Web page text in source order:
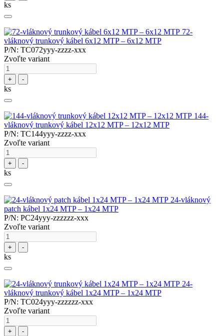
ks
72-
vláknový trunkový kábel 6x12 MTP – 6x12 MTP
P/N: TC072yyy-zzzz-xxx
Zvoľte variant
+ -
ks
144-
vláknový trunkový kábel 12x12 MTP – 12x12 MTP
P/N: TC144yyy-zzzz-xxx
Zvoľte variant
+ -
ks
24-vláknový
patch kábel 1x24 MTP – 1x24 MTP
P/N: PC24yyy-zzzzzz-xxx
Zvoľte variant
+ -
ks
24-
vláknový trunkový kábel 1x24 MTP – 1x24 MTP
P/N: TC024yyy-zzzzzz-xxx
Zvoľte variant
+ -